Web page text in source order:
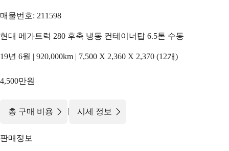
매물번호: 211598
현대 메가트럭 280 후축 냉동 컨테이너탑 6.5톤 수동
19년 6월 | 920,000km | 7,500 X 2,360 X 2,370 (12개)
4,500만원
총 구매 비용 | 시세 정보
판매정보